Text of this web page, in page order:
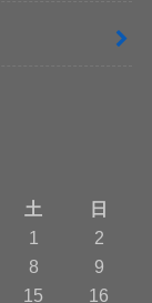
土
日
1
2
8
9
15 16